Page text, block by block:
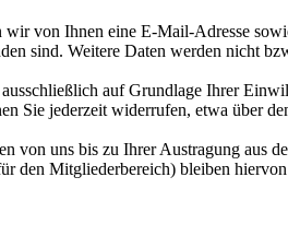
von Ihnen eine E-Mail-Adresse
sind. Weitere Daten werden nicht
auf Grundlage Ihrer
Sie jederzeit widerrufen, etwa über
uns bis zu Ihrer Austragung aus
den Mitgliederbereich) bleiben